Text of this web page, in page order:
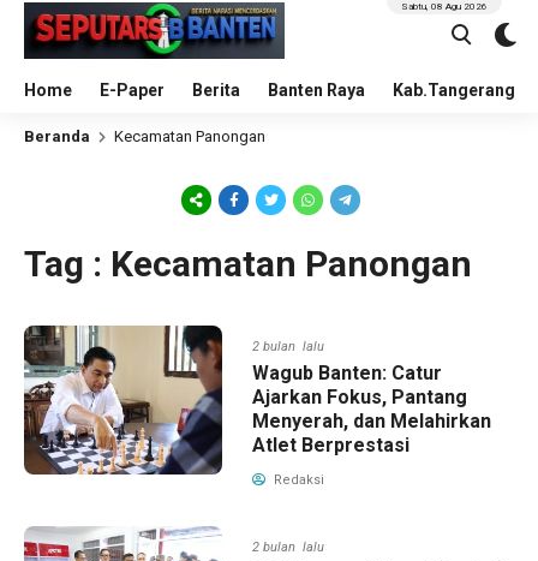
Home E-Paper Berita Banten Raya Kab.Tangerang
Sabtu, 08 Agu 2026
Beranda Kecamatan Panongan
Tag : Kecamatan Panongan
2 bulan lalu
Wagub Banten: Catur
Ajarkan Fokus, Pantang
Menyerah, dan Melahirkan
Atlet Berprestasi
Redaksi
2 bulan lalu